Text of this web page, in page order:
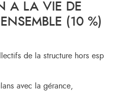
A LA VIE DE
(10 %)
de la structure hors esp
avec la gérance,